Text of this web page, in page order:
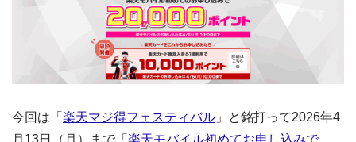
今回は「 楽天マジ得フェスティバル 」と銘打って2026年4
月13日（月）まで「 楽天モバイル初めてお申し込みで